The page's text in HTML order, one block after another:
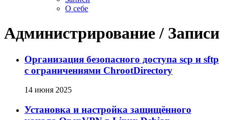
О себе
Администрирование / Записи
Организация безопасного доступа scp и sftp
с ограничениями ChrootDirectory
14 июня 2025
Установка и настройка защищённого